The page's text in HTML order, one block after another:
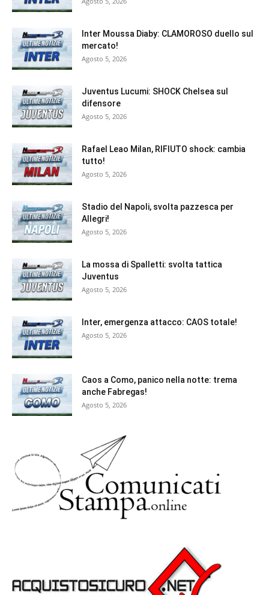
Inter Moussa Diaby: CLAMOROSO duello sul
mercato!
Agosto 5, 2026
Juventus Lucumi: SHOCK Chelsea sul
difensore
Agosto 5, 2026
Rafael Leao Milan, RIFIUTO shock: cambia
tutto!
Agosto 5, 2026
Stadio del Napoli, svolta pazzesca per
Allegri!
Agosto 5, 2026
La mossa di Spalletti: svolta tattica
Juventus
Agosto 5, 2026
Inter, emergenza attacco: CAOS totale!
Agosto 5, 2026
Caos a Como, panico nella notte: trema
anche Fabregas!
Agosto 5, 2026